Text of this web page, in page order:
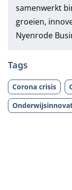
samenwerkt
groeien,
Nyenrode
Tags
Corona crisis